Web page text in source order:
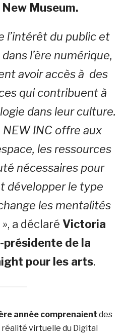
Museum.
l’intérêt du public et
l’ère numérique,
avoir accès à des
qui contribuent à
dans leur culture.
INC offre aux
les ressources
nécessaires pour
développer le type
les mentalités
, a déclaré Victoria
présidente de la
pour les arts.
année comprenaient des
réalité virtuelle du Digital